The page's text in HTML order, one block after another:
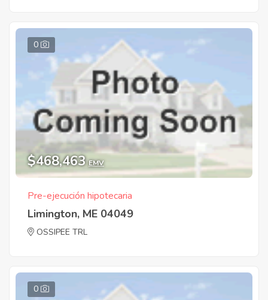
0
$468,463 EMV
Pre-ejecución hipotecaria
Limington, ME 04049
OSSIPEE TRL
0